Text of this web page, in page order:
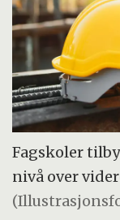
Fagskoler
nivå over